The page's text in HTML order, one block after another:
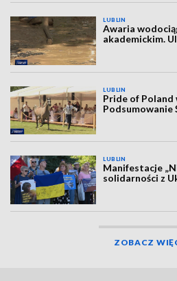
LUBLIN
Awaria
akademickim.
LUBLIN
Pride of Poland
Podsumowanie
LUBLIN
Manifestacje
solidarności z
ZOBACZ